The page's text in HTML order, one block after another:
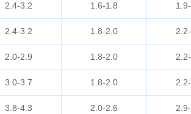
2.4-3.2 1.6-1.8
2.4-3.2 1.8-2.0
2.0-2.9 1.8-2.0
3.0-3.7 1.8-2.0
3.8-4.3 2.0-2.6